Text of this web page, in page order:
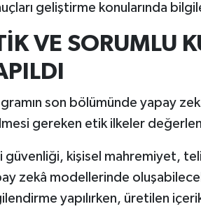
geliştirme konularında
VE SORUMLU
son bölümünde yapay
gereken etik ilkeler
güvenliği, kişisel mahremiyet,
zekâ modellerinde
yapılırken, üretilen